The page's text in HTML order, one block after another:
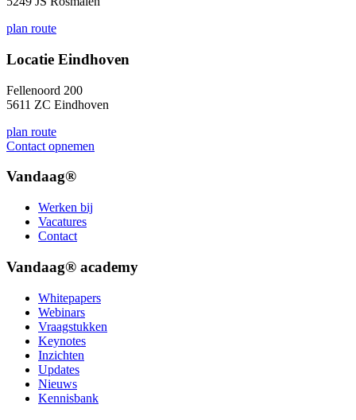
plan route
Locatie Eindhoven
Fellenoord 200
5611 ZC Eindhoven
plan route
Contact opnemen
Vandaag®
Werken bij
Vacatures
Contact
Vandaag® academy
Whitepapers
Webinars
Vraagstukken
Keynotes
Inzichten
Updates
Nieuws
Kennisbank